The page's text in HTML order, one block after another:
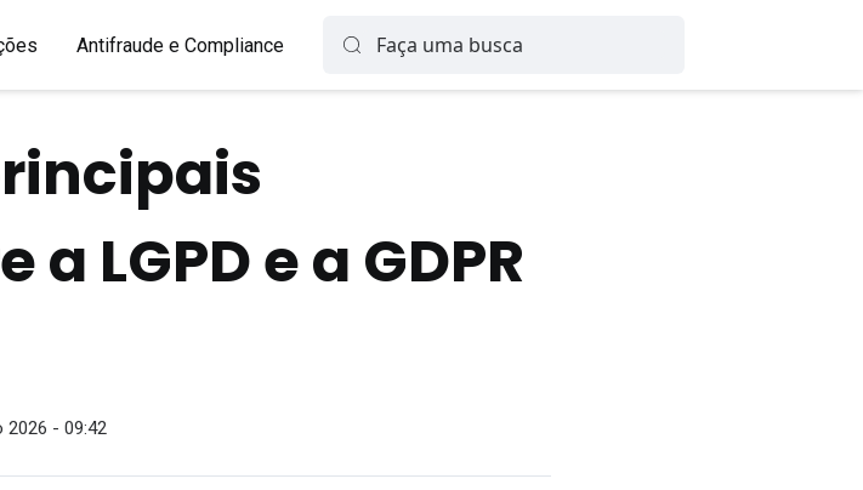
Antifraude e Compliance
LGPD e a GDPR
2026 - 09:42